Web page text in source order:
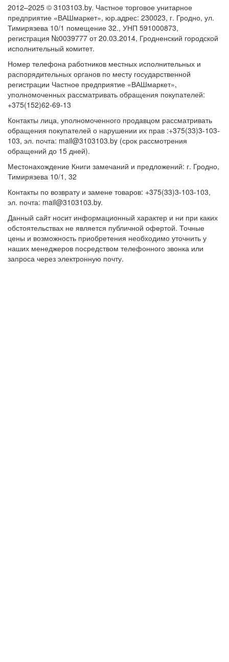
2012–2025 © 3103103.by. Частное торговое унитарное
предприятие «ВАШмаркет», юр.адрес: 230023, г. Гродно, ул.
Тимирязева 10/1 помещение 32., УНП 591000873,
регистрация №0039777 от 20.03.2014, Гродненский городской
исполнительный комитет.
Номер телефона работников местных исполнительных и
распорядительных органов по месту государственной
регистрации Частное предприятие «ВАШмаркет»,
уполномоченных рассматривать обращения покупателей:
+375(152)62-69-13
Контакты лица, уполномоченного продавцом рассматривать
обращения покупателей о нарушении их прав :+375(33)3-103-
103, эл. почта: mail@3103103.by (срок рассмотрения
обращений до 15 дней).
Местонахождение Книги замечаний и предложений: г. Гродно,
Тимирязева 10/1, 32
Контакты по возврату и замене товаров: +375(33)3-103-103,
эл. почта: mail@3103103.by.
Данный сайт носит информационный характер и ни при каких
обстоятельствах не является публичной офертой. Точные
цены и возможность приобретения необходимо уточнить у
наших менеджеров посредством телефонного звонка или
запроса через электронную почту.